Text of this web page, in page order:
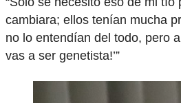
cambiara; ellos tenían mucha
no lo entendían del todo, pero
vas a ser genetista!’”